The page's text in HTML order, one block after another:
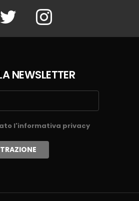
Twitter Instagram
NEWSLETTER
l'informativa privacy